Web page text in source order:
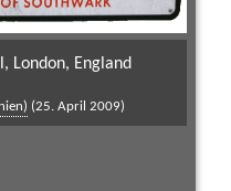
London, England
(25. April 2009)